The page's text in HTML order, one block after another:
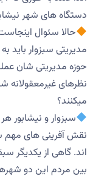
دستگاه های شهر
حالا سئوال
مدیریتی سبزوار باید
حوزه مدیریتی شان
نظرهای
میکنند؟
سبزوار و نیشابور
نقش آفرینی های مهم
اند. گاهی از یکدیگر
بین مردم این دو